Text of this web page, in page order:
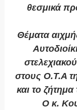
θεσμικά
Θέματα
στους Ο.Τ.Α
και το
Ο κ.